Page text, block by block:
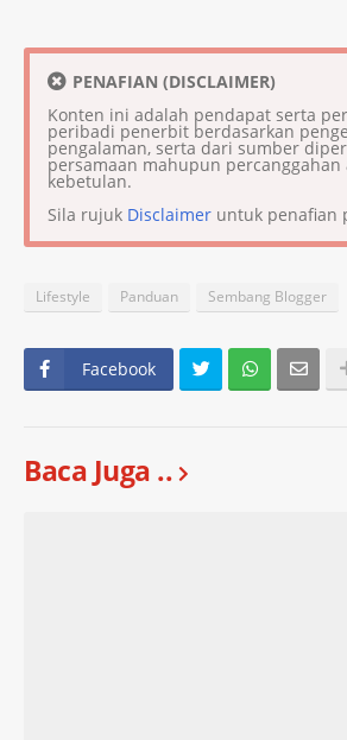
PENAFIAN (DISCLAIMER)
Konten ini adalah pendapat serta
peribadi penerbit berdasarkan
pengalaman, serta dari sumber
persamaan mahupun percanggahan
kebetulan.
Sila rujuk Disclaimer untuk penafian
Lifestyle Panduan Sembang Blogger
Facebook
Baca Juga ..